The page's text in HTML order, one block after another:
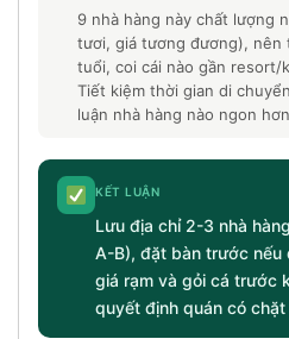
9 nhà hàng này chất lượng
tươi, giá tương đương), nên
tuổi, coi cái nào gần resort/
Tiết kiệm thời gian di
luận nhà hàng nào ngon
KẾT LUẬN
Lưu địa chỉ 2-3 nhà
A-B), đặt bàn trước nếu
giá rạm và gỏi cá trước
quyết định quán có